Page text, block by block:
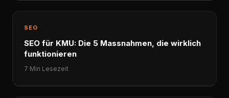
SEO
SEO für KMU: Die 5 Massnahmen, die wirklich
funktionieren
7 Min Lesezeit